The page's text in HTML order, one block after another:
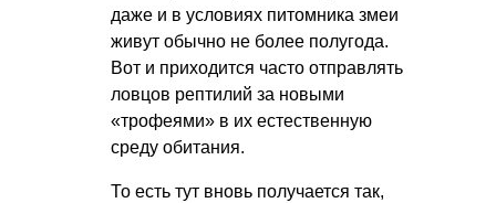
даже и в условиях питомника змеи
живут обычно не более полугода.
Вот и приходится часто отправлять
ловцов рептилий за новыми
«трофеями» в их естественную
среду обитания.
То есть тут вновь получается так,